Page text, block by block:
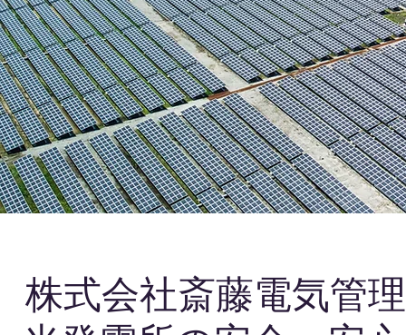
株式会社斎藤電気管